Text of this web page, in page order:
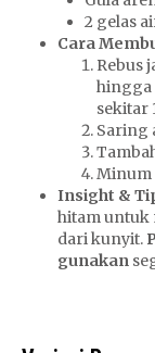
2 gelas
Cara
Rebus
hingga
sekitar
Saring
Minum
Insight &
hitam untuk
dari kunyit.
gunakan